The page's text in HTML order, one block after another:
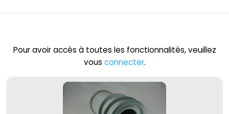
Pour avoir accès à toutes les fonctionnalités, veuillez
vous connecter.